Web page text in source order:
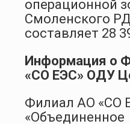
операционной
Смоленского
составляет 28
Информация о
«СО ЕЭС» ОДУ
Филиал АО «СО
«Объединенное